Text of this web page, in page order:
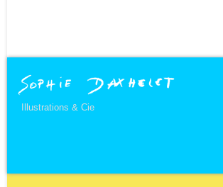
Illustrations & Cie